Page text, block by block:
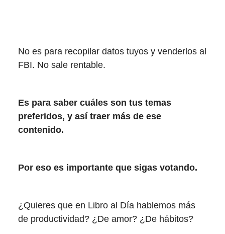
No es para recopilar datos tuyos y venderlos al
FBI. No sale rentable.
Es para saber cuáles son tus temas
preferidos, y así traer más de ese
contenido.
Por eso es importante que sigas votando.
¿Quieres que en Libro al Día hablemos más
de productividad? ¿De amor? ¿De hábitos?